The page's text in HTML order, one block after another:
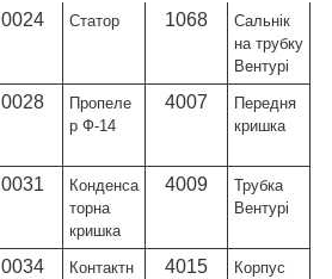
0024 Статор 1068
Сальнік
на трубку
Вентурі
0028
Пропеле
р Ф-14
4007
Передня
кришка
0031
Конденса
торна
кришка
4009
Трубка
Вентурі
0034
Контактн
4015 Корпус